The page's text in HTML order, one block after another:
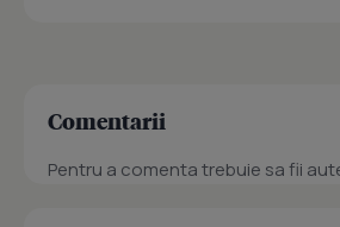
Comentarii
Pentru a comenta trebuie sa fii